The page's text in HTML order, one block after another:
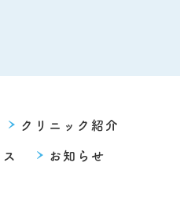
クリニック紹介
お知らせ